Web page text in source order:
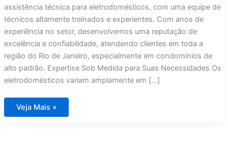
assistência técnica para eletrodomésticos, com uma equipe de
técnicos altamente treinados e experientes. Com anos de
experiência no setor, desenvolvemos uma reputação de
excelência e confiabilidade, atendendo clientes em toda a
região do Rio de Janeiro, especialmente em condomínios de
alto padrão. Expertise Sob Medida para Suas Necessidades Os
eletrodomésticos variam amplamente em […]
Técnico
Especializado
Veja Mais »